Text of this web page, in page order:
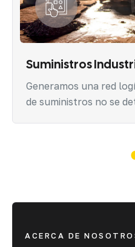
Suministros
Generamos una red
de suministros no se
ACERCA DE